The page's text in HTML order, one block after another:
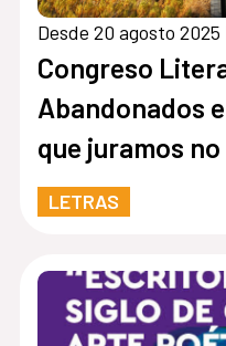
Desde 20 agosto
Congreso
Abandonados
que juramos no
LETRAS